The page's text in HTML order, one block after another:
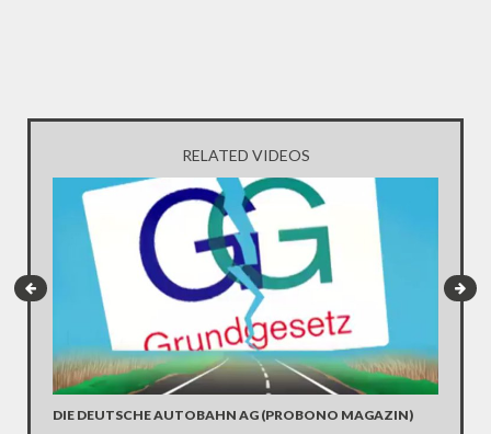
RELATED VIDEOS
DIE DEUTSCHE AUTOBAHN AG (PROBONO MAGAZIN)